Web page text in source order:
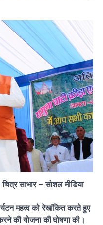
साभार – सोशल मीडिया
महत्व को रेखांकित करते हुए
की योजना की घोषणा की।